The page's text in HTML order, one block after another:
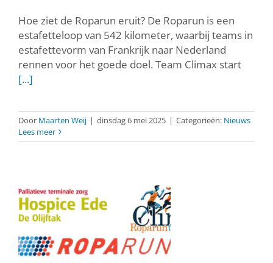
Hoe ziet de Roparun eruit? De Roparun is een
estafetteloop van 542 kilometer, waarbij teams in
estafettevorm van Frankrijk naar Nederland
rennen voor het goede doel. Team Climax start
[...]
Door Maarten Weij | dinsdag 6 mei 2025 | Categorieën: Nieuws
Lees meer